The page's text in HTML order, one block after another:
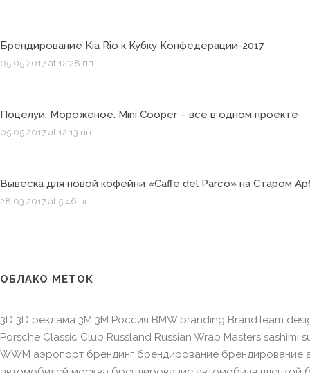
Брендирование Kia Rio к Кубку Конфедерации-2017
05.05.2017 at 12:28 пп
Поцелуи. Мороженое. Mini Cooper – все в одном проекте
05.05.2017 at 12:13 пп
Вывеска для новой кофейни «Caffe del Parco» на Старом
28.03.2017 at 5:46 пп
ОБЛАКО МЕТОК
3D 3D реклама 3M 3M Россия BMW branding BrandTeam
Porsche Classic Club Russland Russian Wrap Masters
WWM аэропорт брендинг брендирование брендирование